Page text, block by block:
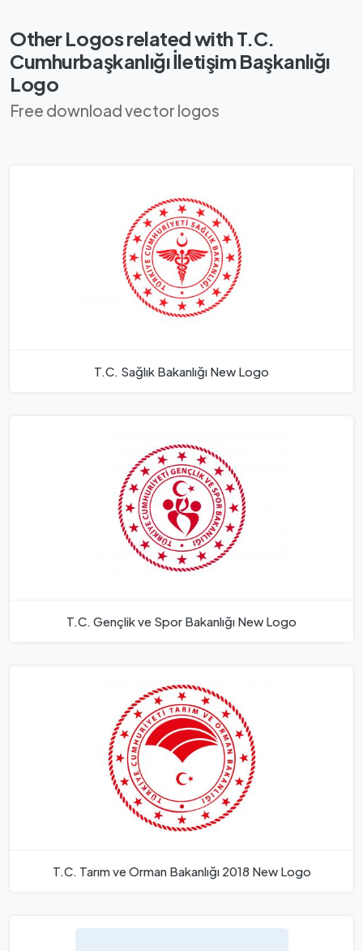
Other Logos related with T.C.
Cumhurbaşkanlığı İletişim Başkanlığı
Logo
Free download vector logos
T.C. Sağlık Bakanlığı New Logo
T.C. Gençlik ve Spor Bakanlığı New Logo
T.C. Tarım ve Orman Bakanlığı 2018 New Logo